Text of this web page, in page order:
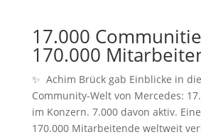
17.000
170.000
✨ Achim Brück gab Einblicke in
Community-Welt von Mercedes:
im Konzern. 7.000 davon aktiv.
170.000 Mitarbeitende weltweit